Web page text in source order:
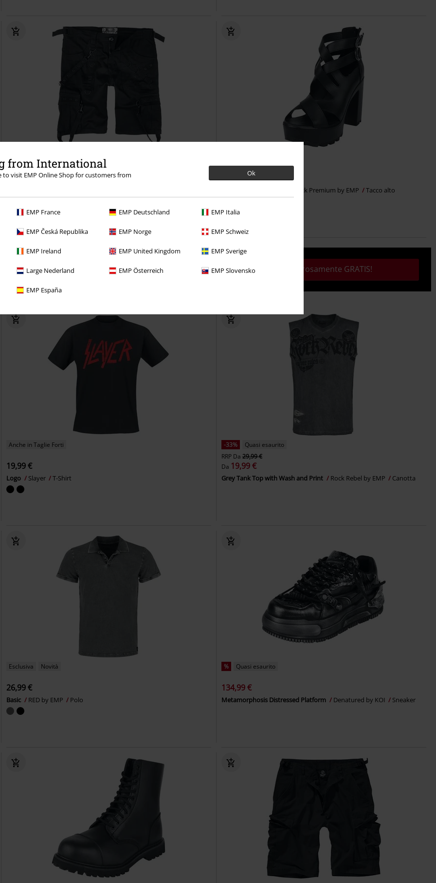
from International
to visit EMP Online Shop for customers from
Ok
EMP France EMP Deutschland EMP Italia
EMP Česká Republika EMP Norge EMP Schweiz
EMP Ireland EMP United Kingdom EMP Sverige
Large Nederland EMP Österreich EMP Slovensko
EMP España
Da43,19 €
RRP59,99 €
53,99 €
Black Premium by EMP Tacco alto
CLUB!
Tutto rigorosamente GRATIS!
Anche in Taglie Forti
19,99 €
Logo Slayer T-Shirt
-33%
Quasi esaurito
RRP Da 29,99 €
Da 19,99 €
Grey Tank Top with Wash and Print Rock Rebel by EMP Canotta
Esclusiva Novità
26,99 €
Basic RED by EMP Polo
% Quasi esaurito
134,99 €
Metamorphosis Distressed Platform Denatured by KOI Sneaker